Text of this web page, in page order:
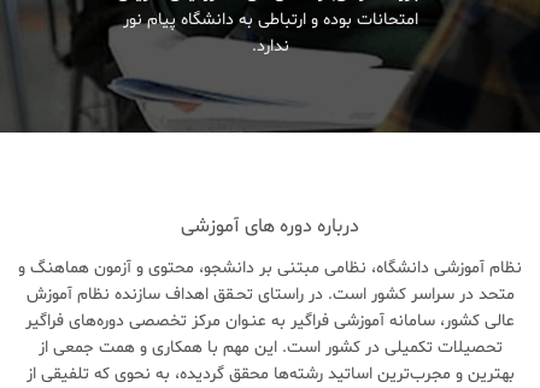
امتحانات بوده و ارتباطی به دانشگاه پیام نور
ندارد.
درباره دوره های آموزشی
نظام آموزشی دانشگاه، نظامی مبتنی بر دانشجو، محتوی و آزمون هماهنگ و
متحد در سراسر کشور است. در راستای تحـقق اهداف سازنده نظام آموزش
عالی کشور، سامانه آموزشی فراگیر به عنـوان مرکز تخصصی دوره‌های فراگیر
تحصیلات تکمیلی در کشور است. این مهم با همکاری و همت جمعی از
بهترین و مجرب‌ترین اساتید رشته‌ها محقق گردیده، به نحوی که تلفیقی از